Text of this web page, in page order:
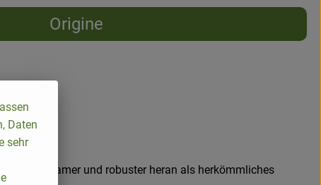
Origine
langsamer und robuster heran als herkömmliches
Daten
sehr